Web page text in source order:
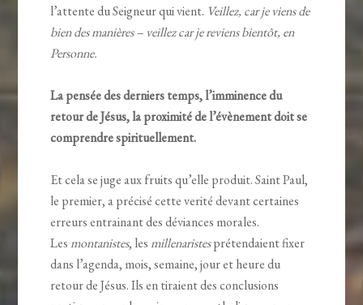
l’attente du Seigneur qui vient. Veillez, car je viens de
bien des manières – veillez car je reviens bientôt, en
Personne.
La pensée des derniers temps, l’imminence du
retour de Jésus, la proximité de l’évènement doit se
comprendre spirituellement.
Et cela se juge aux fruits qu’elle produit. Saint Paul,
le premier, a précisé cette verité devant certaines
erreurs entrainant des déviances morales.
Lesmontanistes, lesmillenaristesprétendaient fixer
dans l’agenda, mois, semaine, jour et heure du
retour de Jésus. Ils en tiraient des conclusions